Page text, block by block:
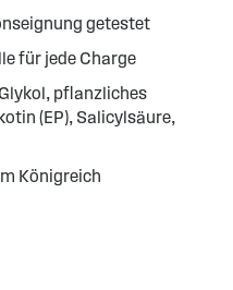
getestet
für jede Charge
pflanzliches
(EP), Salicylsäure,
Königreich